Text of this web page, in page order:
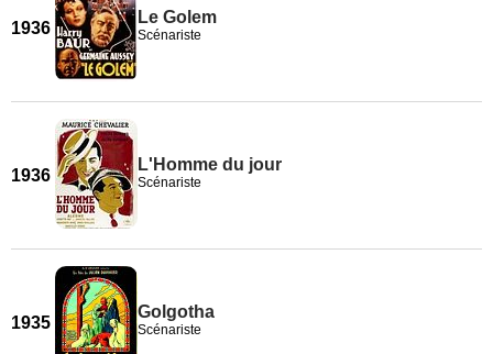
1936
Le Golem
Scénariste
1936
L'Homme du jour
Scénariste
1935
Golgotha
Scénariste